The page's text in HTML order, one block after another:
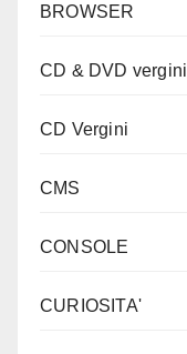
BROWSER
CD & DVD vergini
CD Vergini
CMS
CONSOLE
CURIOSITA'